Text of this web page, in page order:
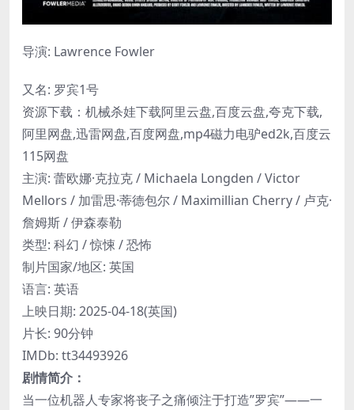
导演: Lawrence Fowler
又名: 罗宾1号
资源下载：机械杀娃下载阿里云盘,百度云盘,夸克下载,
阿里网盘,迅雷网盘,百度网盘,mp4磁力电驴ed2k,百度云
115网盘
主演: 蕾欧娜·克拉克 / Michaela Longden / Victor
Mellors / 加雷思·蒂德包尔 / Maximillian Cherry / 卢克·
詹姆斯 / 伊森泰勒
类型: 科幻 / 惊悚 / 恐怖
制片国家/地区: 英国
语言: 英语
上映日期: 2025-04-18(英国)
片长: 90分钟
IMDb: tt34493926
剧情简介：
当一位机器人专家将丧子之痛倾注于打造”罗宾”——一